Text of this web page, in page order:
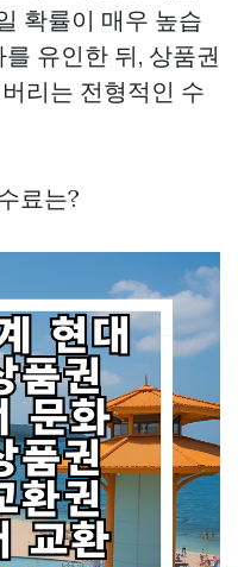
확률이 매우 높습
유인한 뒤, 상품권
리는 전형적인 수
료는?